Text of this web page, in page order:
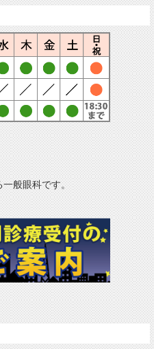
一般眼科です。